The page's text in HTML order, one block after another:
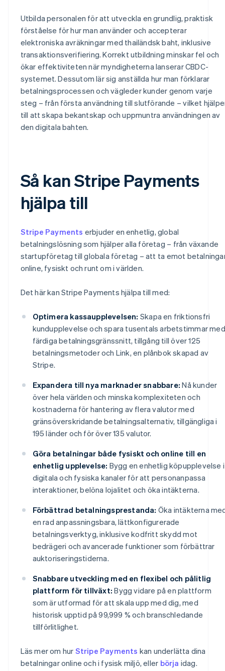
Utbilda personalen för att utveckla en grundlig, praktisk
förståelse för hur man använder och accepterar
elektroniska avräkningar med thailändsk baht, inklusive
transaktionsverifiering. Korrekt utbildning minskar fel och
ökar effektiviteten när myndigheterna lanserar CBDC-
systemet. Dessutom lär sig anställda hur man förklarar
betalningsprocessen och vägleder kunder genom varje
steg – från första användning till slutförande – vilket
till att skapa bekantskap och uppmuntra användningen av
den digitala bahten.
Så kan Stripe Payments
hjälpa till
Stripe Payments erbjuder en enhetlig, global
betalningslösning som hjälper alla företag – från växande
startupföretag till globala företag – att ta emot
online, fysiskt och runt om i världen.
Det här kan Stripe Payments hjälpa till med:
Optimera kassaupplevelsen: Skapa en friktionsfri
kundupplevelse och spara tusentals arbetstimmar med
färdiga betalningsgränssnitt, tillgång till över 125
betalningsmetoder och Link, en plånbok skapad av
Stripe.
Expandera till nya marknader snabbare: Nå kunder
över hela världen och minska komplexiteten och
kostnaderna för hantering av flera valutor med
gränsöverskridande betalningsalternativ, tillgängliga i
195 länder och för över 135 valutor.
Göra betalningar både fysiskt och online till en
enhetlig upplevelse: Bygg en enhetlig köpupplevelse i
digitala och fysiska kanaler för att personanpassa
interaktioner, belöna lojalitet och öka intäkterna.
Förbättrad betalningsprestanda: Öka intäkterna
en rad anpassningsbara, lättkonfigurerade
betalningsverktyg, inklusive kodfritt skydd mot
bedrägeri och avancerade funktioner som förbättrar
auktoriseringstiderna.
Snabbare utveckling med en flexibel och pålitlig
plattform för tillväxt: Bygg vidare på en plattform
som är utformad för att skala upp med dig, med
historisk upptid på 99,999 % och branschledande
tillförlitlighet.
Läs mer om hur Stripe Payments kan underlätta dina
betalningar online och i fysisk miljö, eller börja idag.
Australien
English